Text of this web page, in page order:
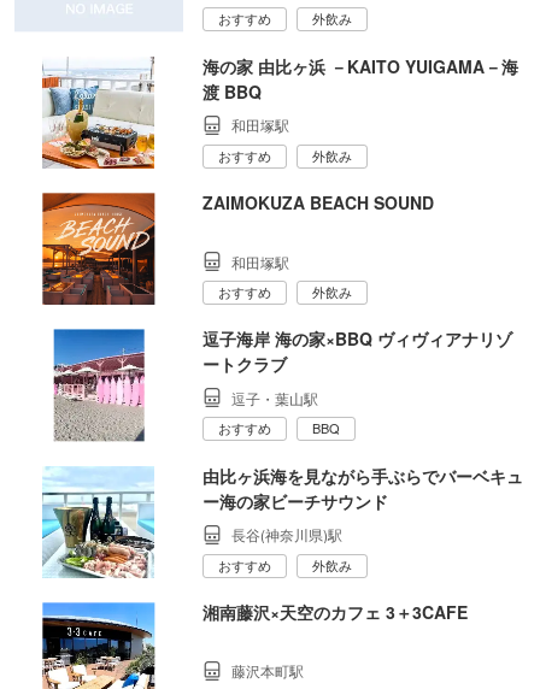
おすすめ 外飲み
海の家 由比ヶ浜 －KAITO YUIGAMA－海
渡 BBQ
和田塚駅
おすすめ 外飲み
ZAIMOKUZA BEACH SOUND
和田塚駅
おすすめ 外飲み
逗子海岸 海の家×BBQ ヴィヴィアナリゾ
ートクラブ
逗子・葉山駅
おすすめ BBQ
由比ヶ浜海を見ながら手ぶらでバーベキュ
ー海の家ビーチサウンド
長谷(神奈川県)駅
おすすめ 外飲み
湘南藤沢×天空のカフェ 3＋3CAFE
藤沢本町駅